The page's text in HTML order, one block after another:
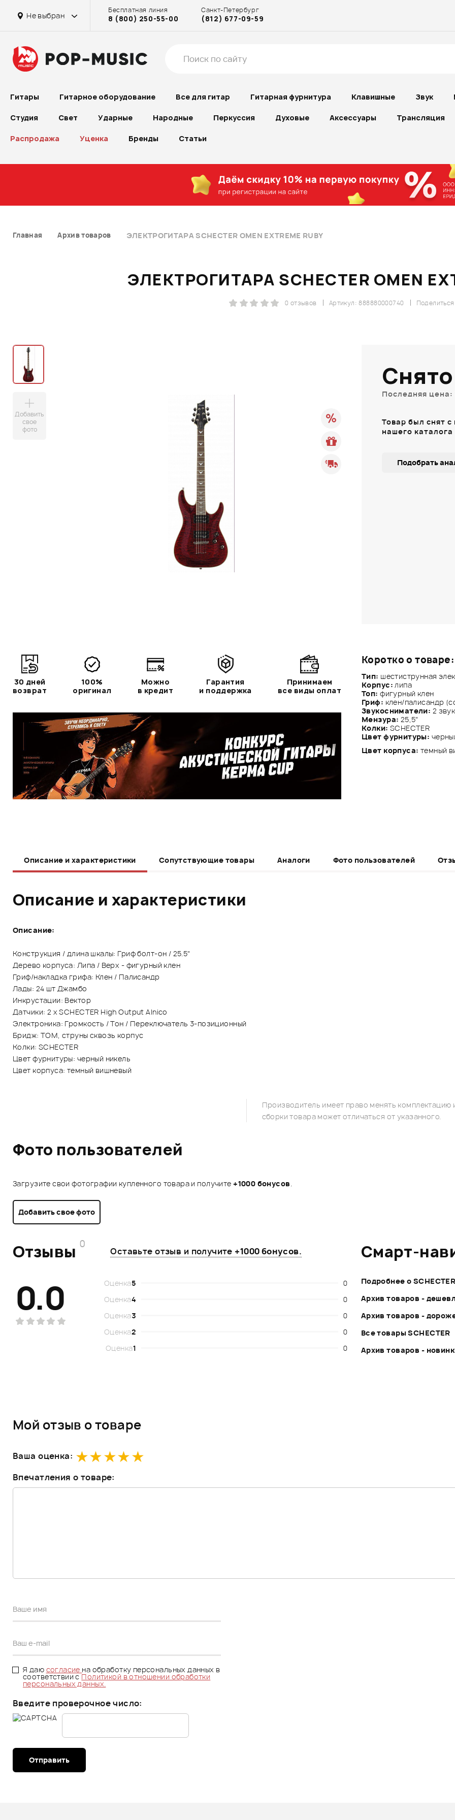
Не выбран
Бесплатная линия
8 (800) 250-55-00
Санкт-Петербург
(812) 677-09-59
Гитары Гитарное оборудование Все для гитар Гитарная фурнитура Клавишные Звук
Студия Свет Ударные Народные Перкуссия Духовые Аксессуары Трансляция
Распродажа Уценка Бренды Статьи
Главная Архив товаров ЭЛЕКТРОГИТАРА SCHECTER OMEN EXTREME RUBY
ЭЛЕКТРОГИТАРА SCHECTER OMEN
Поделиться
Артикул: 888880000740
0 отзывов
Добавить
свое
фото
Коротко о товаре:
Тип: шестиструнная
Корпус: липа
Топ: фигурный клен
Гриф: клен/палисандр
Звукосниматели: 2
Мензура: 25,5"
Колки: SCHECTER
Цвет фурнитуры:
Цвет корпуса: темный
Последняя цена:
Товар был снят
нашего каталога
Подобрать
30 дней
возврат
100%
оригинал
Можно
в кредит
Гарантия
и поддержка
Принимаем
все виды оплат
Описание и характеристики Сопутствующие товары Аналоги Фото пользователей
Описание и характеристики
Описание:
Конструкция / длина шкалы: Гриф болт-он / 25.5"
Дерево корпуса: Липа / Верх - фигурный клен
Гриф/накладка грифа: Клен / Палисандр
Лады: 24 шт Джамбо
Инкрустации: Вектор
Датчики: 2 x SCHECTER High Output Alnico
Электроника: Громкость / Тон / Переключатель 3-позиционный
Бридж: TOM, струны сквозь корпус
Колки: SCHECTER
Цвет фурнитуры: черный никель
Цвет корпуса: темный вишневый
Производитель имеет право менять
сборки товара может отличаться от указанного.
Фото пользователей
Загрузите свои фотографии купленного товара и получите+1000 бонусов.
Добавить свое фото
Отзывы 0
Оставьте отзыв и получите +1000 бонусов.
0.0 Оценка5
0
Оценка4
0
Оценка3
0
Оценка2
0
Оценка1 0
Смарт-
Подробнее о SCHECTER
Архив товаров -
Архив товаров -
Все товары SCHECTER
Архив товаров -
Мой отзыв о товаре
Ваша оценка:
Впечатления о товаре:
Я даю согласие на обработку персональных данных в
соответствии сПолитикой в отношении обработки
персональных данных.
Введите проверочное число:
Отправить